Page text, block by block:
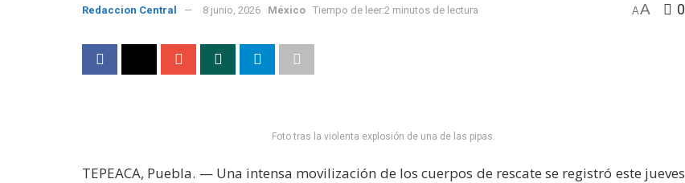
Redaccion Central 8 junio, 2026 México Tiempo de leer:2 minutos de lectura AA 0
Foto tras la violenta explosión de una de las pipas.
TEPEACA, Puebla. — Una intensa movilización de los cuerpos de rescate se registró este jueves